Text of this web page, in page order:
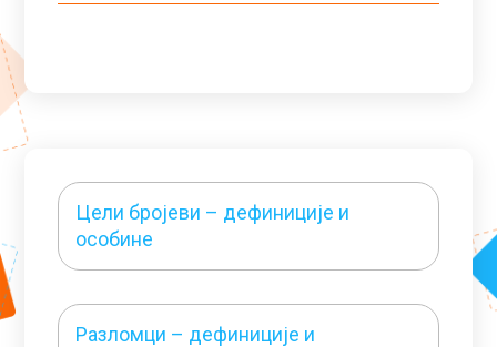
Цели бројеви – дефиниције и
особине
Разломци – дефиниције и